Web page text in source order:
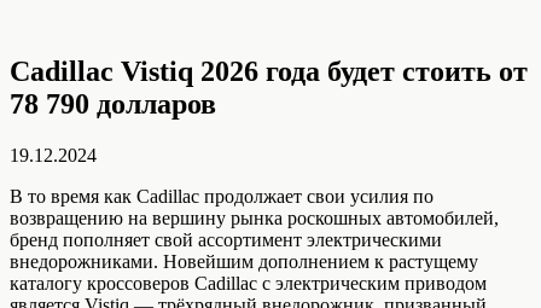
Cadillac Vistiq 2026 года будет стоить от
78 790 долларов
19.12.2024
В то время как Cadillac продолжает свои усилия по
возвращению на вершину рынка роскошных автомобилей,
бренд пополняет свой ассортимент электрическими
внедорожниками. Новейшим дополнением к растущему
каталогу кроссоверов Cadillac с электрическим приводом